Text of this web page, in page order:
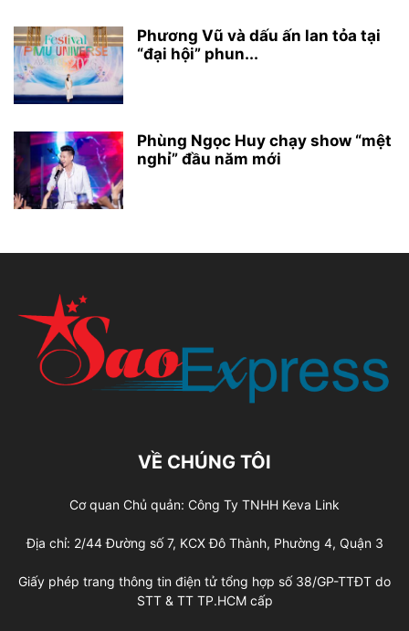
Phương Vũ và dấu ấn lan tỏa tại
“đại hội” phun...
Phùng Ngọc Huy chạy show “mệt
nghỉ” đầu năm mới
VỀ CHÚNG TÔI
Cơ quan Chủ quản: Công Ty TNHH Keva Link
Địa chỉ: 2/44 Đường số 7, KCX Đô Thành, Phường 4, Quận 3
Giấy phép trang thông tin điện tử tổng hợp số 38/GP-TTĐT do
STT & TT TP.HCM cấp